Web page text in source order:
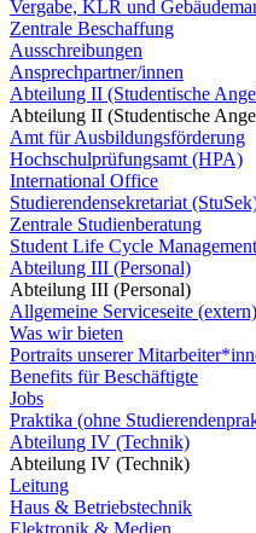
Vergabe, KLR und
Zentrale Beschaffung
Ausschreibungen
Ansprechpartner/innen
Abteilung II (Studentische
Abteilung II (Studentische
Amt für Ausbildungsförderung
Hochschulprüfungsamt (HPA)
International Office
Studierendensekretariat
Zentrale Studienberatung
Student Life Cycle Management
Abteilung III (Personal)
Abteilung III (Personal)
Allgemeine Serviceseite (extern)
Was wir bieten
Portraits unserer
Benefits für Beschäftigte
Jobs
Praktika (ohne
Abteilung IV (Technik)
Abteilung IV (Technik)
Leitung
Haus & Betriebstechnik
Elektronik & Medien